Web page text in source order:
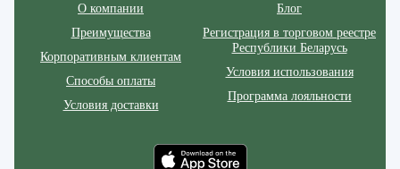
О компании
Преимущества
Корпоративным клиентам
Способы оплаты
Условия доставки
Блог
Регистрация в торговом реестре
Республики Беларусь
Условия использования
Программа лояльности